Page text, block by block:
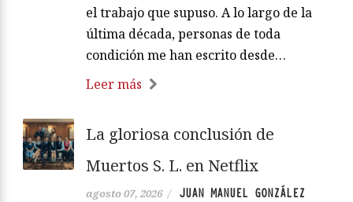
el trabajo que supuso. A lo largo de la
última década, personas de toda
condición me han escrito desde…
Leer más
La gloriosa conclusión de
Muertos S. L. en Netflix
agosto 07, 2026 / JUAN MANUEL GONZÁLEZ